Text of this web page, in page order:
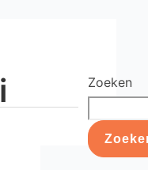
Zoeken